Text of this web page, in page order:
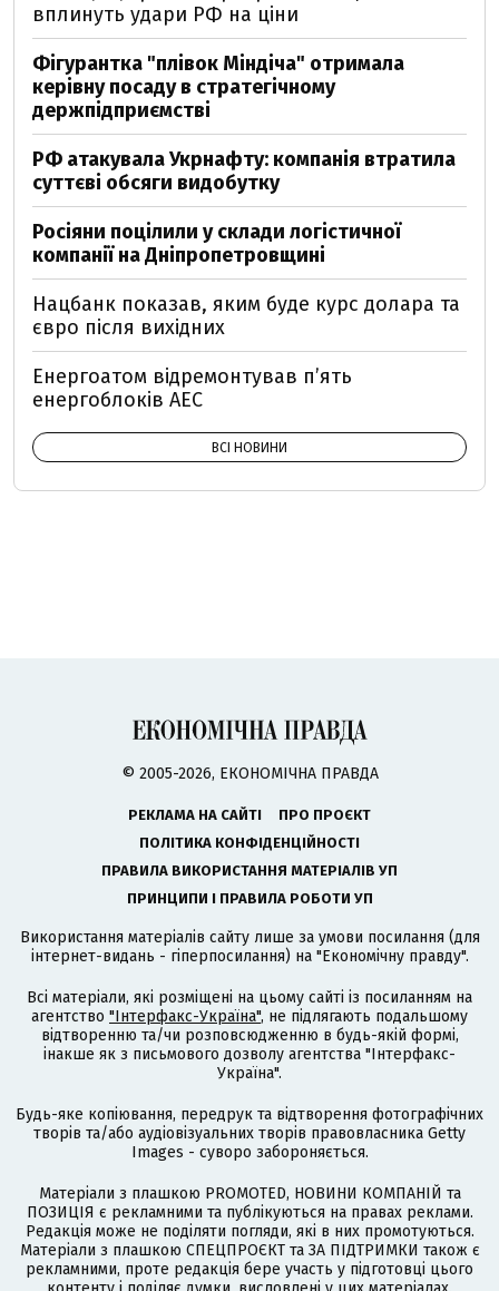
вплинуть удари РФ на ціни
Фігурантка "плівок Міндіча" отримала
керівну посаду в стратегічному
держпідприємстві
РФ атакувала Укрнафту: компанія втратила
суттєві обсяги видобутку
Росіяни поцілили у склади логістичної
компанії на Дніпропетровщині
Нацбанк показав, яким буде курс долара та
євро після вихідних
Енергоатом відремонтував п’ять
енергоблоків АЕС
ВСІ НОВИНИ
© 2005-2026, ЕКОНОМІЧНА ПРАВДА
РЕКЛАМА НА САЙТІ
ПРО ПРОЄКТ
ПОЛІТИКА КОНФІДЕНЦІЙНОСТІ
ПРАВИЛА ВИКОРИСТАННЯ МАТЕРІАЛІВ УП
ПРИНЦИПИ І ПРАВИЛА РОБОТИ УП
Використання матеріалів сайту лише за умови посилання (для
інтернет-видань - гіперпосилання) на "Економічну правду".
Всі матеріали, які розміщені на цьому сайті із посиланням на
агентство "Інтерфакс-Україна", не підлягають подальшому
відтворенню та/чи розповсюдженню в будь-якій формі,
інакше як з письмового дозволу агентства "Інтерфакс-
Україна".
Будь-яке копіювання, передрук та відтворення фотографічних
творів та/або аудіовізуальних творів правовласника Getty
Images - суворо забороняється.
Матеріали з плашкою PROMOTED, НОВИНИ КОМПАНІЙ та
ПОЗИЦІЯ є рекламними та публікуються на правах реклами.
Редакція може не поділяти погляди, які в них промотуються.
Матеріали з плашкою СПЕЦПРОЄКТ та ЗА ПІДТРИМКИ також є
рекламними, проте редакція бере участь у підготовці цього